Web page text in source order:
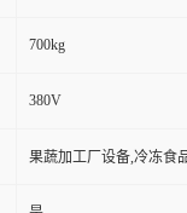
700kg
380V
果蔬加工厂设备,冷冻食